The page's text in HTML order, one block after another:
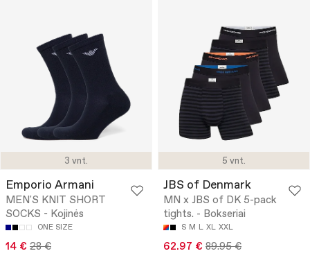
3 vnt.
Emporio Armani
MEN'S KNIT SHORT
SOCKS - Kojinės
ONE SIZE
14 € 28 €
5 vnt.
JBS of Denmark
MN x JBS of DK 5-pack
tights. - Bokseriai
S M L XL XXL
62.97 € 89.95 €